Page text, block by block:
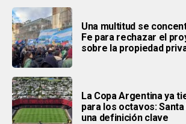
Una multitud se
Fe para rechazar el
sobre la propiedad
La Copa Argentina ya
para los octavos:
una definición clave